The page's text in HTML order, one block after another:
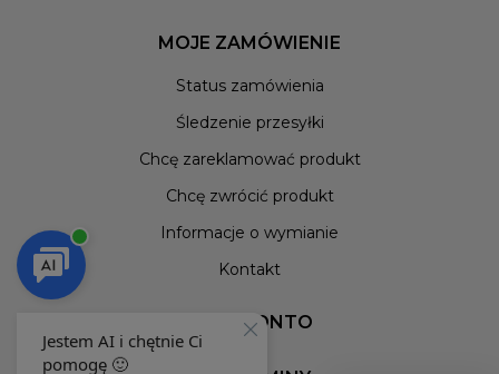
MOJE ZAMÓWIENIE
Status zamówienia
Śledzenie przesyłki
Chcę zareklamować produkt
Chcę zwrócić produkt
Informacje o wymianie
Kontakt
MOJE KONTO